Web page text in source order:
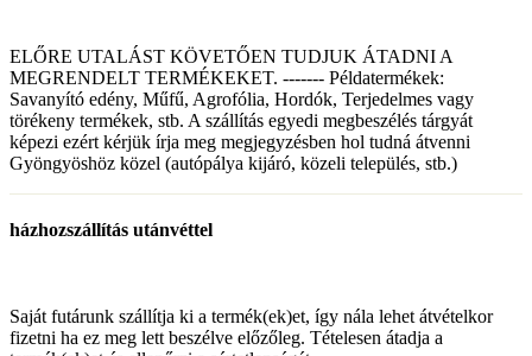
ELŐRE UTALÁST KÖVETŐEN TUDJUK ÁTADNI A
MEGRENDELT TERMÉKEKET. ------- Példatermékek:
Savanyító edény, Műfű, Agrofólia, Hordók, Terjedelmes vagy
törékeny termékek, stb. A szállítás egyedi megbeszélés tárgyát
képezi ezért kérjük írja meg megjegyzésben hol tudná átvenni
Gyöngyöshöz közel (autópálya kijáró, közeli település, stb.)
házhozszállítás utánvéttel
Saját futárunk szállítja ki a termék(ek)et, így nála lehet átvételkor
fizetni ha ez meg lett beszélve előzőleg. Tételesen átadja a